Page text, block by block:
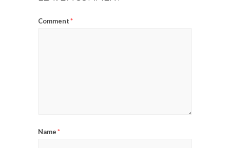
Comment*
Name*